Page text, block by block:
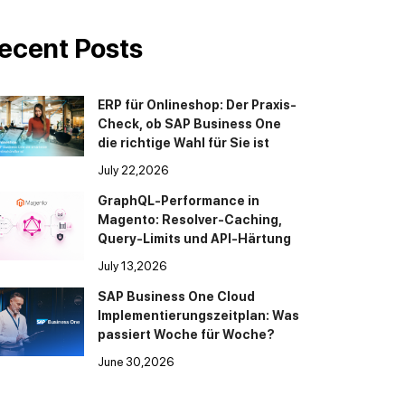
Posts
ERP für Onlineshop: Der Praxis-
Check, ob SAP Business One
die richtige Wahl für Sie ist
July 22,2026
GraphQL-Performance in
Magento: Resolver-Caching,
Query-Limits und API-Härtung
July 13,2026
SAP Business One Cloud
Implementierungszeitplan: Was
passiert Woche für Woche?
June 30,2026